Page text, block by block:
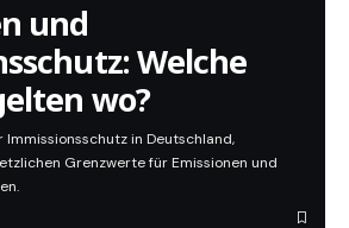
und
Welche
wo?
Immissionsschutz in Deutschland,
Grenzwerte für Emissionen und